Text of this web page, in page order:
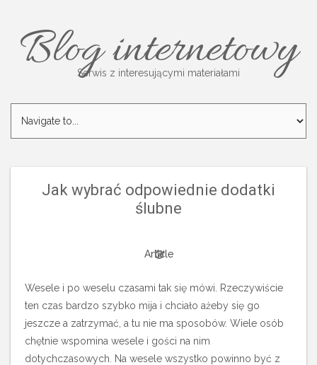
Blog internetowy
Serwis z interesującymi materiałami
Jak wybrać odpowiednie dodatki
ślubne
Article
Wesele i po weselu czasami tak się mówi. Rzeczywiście
ten czas bardzo szybko mija i chciało ażeby się go
jeszcze a zatrzymać, a tu nie ma sposobów. Wiele osób
chętnie wspomina wesele i gości na nim
dotychczasowych. Na wesele wszystko powinno być z